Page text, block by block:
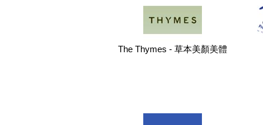
The Thymes - 草本美顏美體